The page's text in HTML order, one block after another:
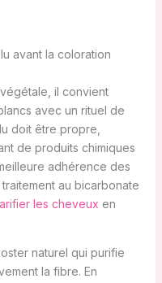
avant la coloration
il convient
avec un rituel de
doit être propre,
de produits chimiques
adhérence des
au bicarbonate
les cheveux en
naturel qui purifie
la fibre. En